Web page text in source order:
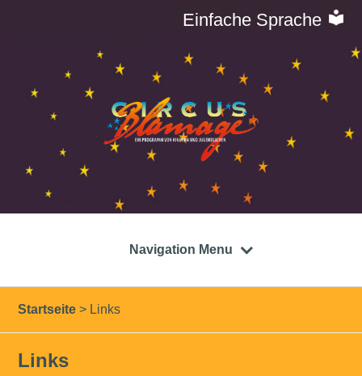
Einfache Sprache
Navigation Menu
Startseite > Links
Links